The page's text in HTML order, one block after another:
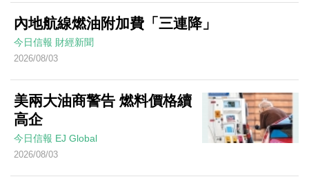
內地航線燃油附加費「三連降」
今日信報 財經新聞
2026/08/03
美兩大油商警告 燃料價格續
高企
今日信報 EJ Global
2026/08/03